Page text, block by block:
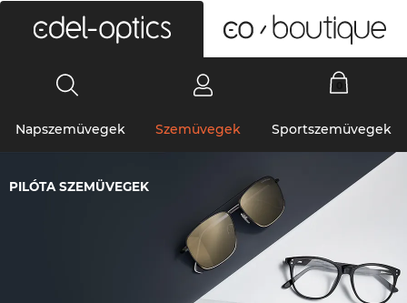
Napszemüvegek Szemüvegek Sportszemüvegek
PILÓTA SZEMÜVEGEK